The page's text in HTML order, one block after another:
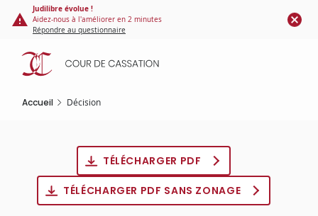
Panneau de gestion des cookies
contenu
principal
Judilibre évolue !
Aidez-nous à l'améliorer en 2 minutes
Répondre au questionnaire
Accueil Décision
TÉLÉCHARGER PDF
TÉLÉCHARGER PDF SANS ZONAGE